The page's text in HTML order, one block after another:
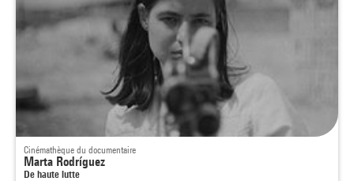
Cinémathèque du documentaire
Marta Rodríguez
De haute lutte